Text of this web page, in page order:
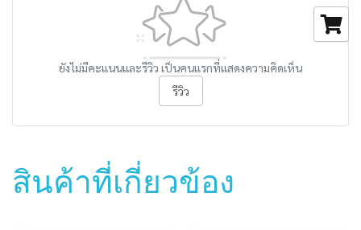
ยังไม่มีคะแนนและรีวิว เป็นคนแรกที่แสดงความคิดเห็น
รีวิว
สินค้าที่เกี่ยวข้อง